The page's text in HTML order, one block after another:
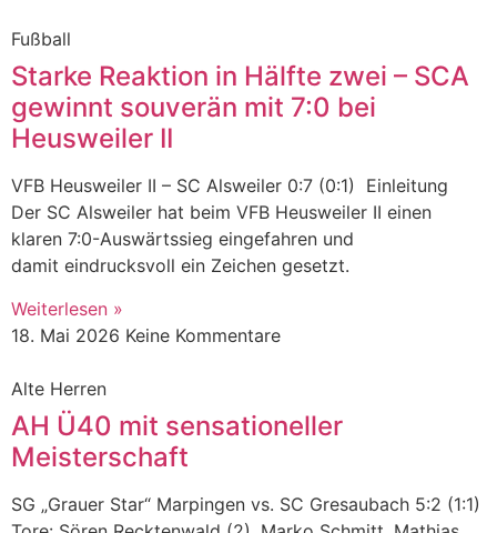
Fußball
Starke Reaktion in Hälfte zwei – SCA
gewinnt souverän mit 7:0 bei
Heusweiler II
VFB Heusweiler II – SC Alsweiler 0:7 (0:1) Einleitung
Der SC Alsweiler hat beim VFB Heusweiler II einen
klaren 7:0-Auswärtssieg eingefahren und
damit eindrucksvoll ein Zeichen gesetzt.
Weiterlesen »
18. Mai 2026 Keine Kommentare
Alte Herren
AH Ü40 mit sensationeller
Meisterschaft
SG „Grauer Star“ Marpingen vs. SC Gresaubach 5:2 (1:1)